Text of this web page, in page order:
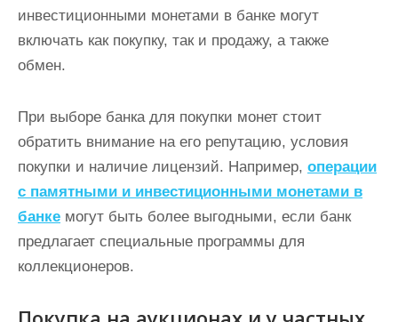
инвестиционными монетами в банке могут
включать как покупку, так и продажу, а также
обмен.
При выборе банка для покупки монет стоит
обратить внимание на его репутацию, условия
покупки и наличие лицензий. Например, операции
с памятными и инвестиционными монетами в
банке могут быть более выгодными, если банк
предлагает специальные программы для
коллекционеров.